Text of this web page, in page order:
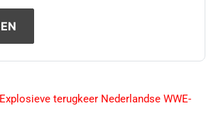
Explosieve terugkeer Nederlandse WWE-